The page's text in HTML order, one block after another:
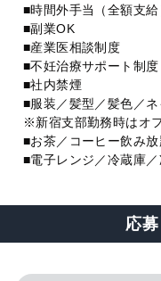
■時間外手当（全額支給
■副業OK
■産業医相談制度
■不妊治療サポート制度
■社内禁煙
■服装／髪型／髪色／
※新宿支部勤務時はオ
■お茶／コーヒー飲み放
■電子レンジ／冷蔵庫
応